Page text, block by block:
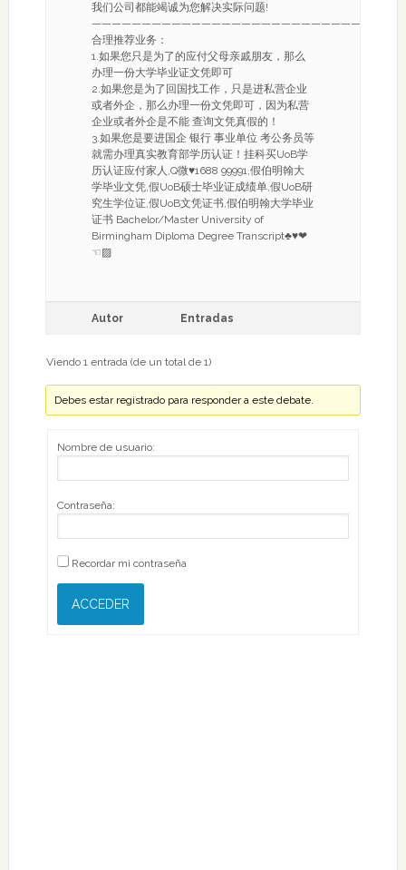
我们公司都能竭诚为您解决实际问题!
———————————————————————————-
合理推荐业务：
1.如果您只是为了的应付父母亲戚朋友，那么
办理一份大学毕业证文凭即可
2.如果您是为了回国找工作，只是进私营企业
或者外企，那么办理一份文凭即可，因为私营
企业或者外企是不能 查询文凭真假的！
3.如果您是要进国企 银行 事业单位 考公务员等
就需办理真实教育部学历认证！挂科买UoB学
历认证应付家人,Q微♥1688 99991,假伯明翰大
学毕业文凭,假UoB硕士毕业证成绩单,假UoB研
究生学位证,假UoB文凭证书,假伯明翰大学毕业
证书 Bachelor/Master University of
Birmingham Diploma Degree Transcript♣♥❤
☜▨
Autor Entradas
Viendo 1 entrada (de un total de 1)
Debes estar registrado para responder a este debate.
Nombre de usuario:
Contraseña:
Recordar mi contraseña
ACCEDER